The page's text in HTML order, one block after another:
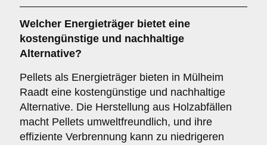
Welcher Energieträger bietet eine
kostengünstige und nachhaltige
Alternative?
Pellets als Energieträger bieten in Mülheim
Raadt eine kostengünstige und nachhaltige
Alternative. Die Herstellung aus Holzabfällen
macht Pellets umweltfreundlich, und ihre
effiziente Verbrennung kann zu niedrigeren